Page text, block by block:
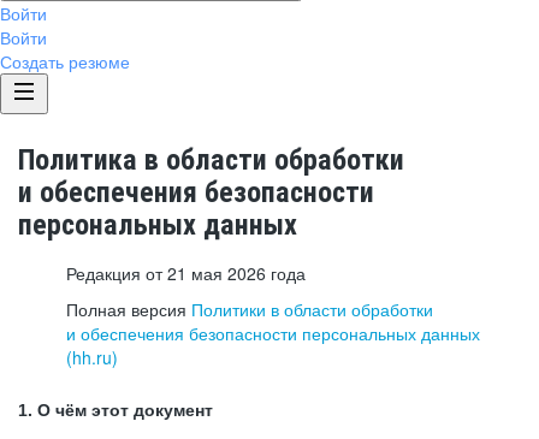
Войти
Войти
Создать резюме
Политика в области обработки
и обеспечения безопасности
персональных данных
Редакция от 21 мая 2026 года
Полная версия Политики в области обработки
и обеспечения безопасности персональных данных
(hh.ru)
1. О чём этот документ